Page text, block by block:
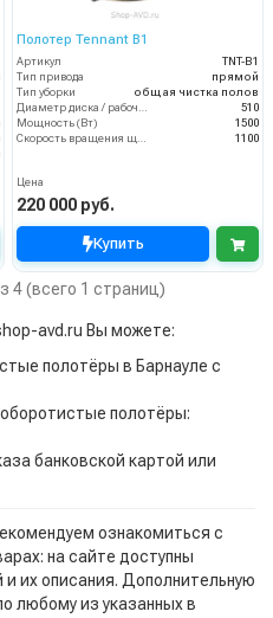
Полотер Tennant B1
Артикул
TNT-B1
Тип привода
прямой
Тип уборки
общая чистка полов
Диаметр диска / рабочая ширина (мм)
510
Мощность (Вт)
1500
Скорость вращения щётки (об/мин)
1100
Цена
220 000 руб.
Купить
4 (всего 1 страниц)
avd.ru Вы можете:
полотёры в Барнауле с
полотёры:
банковской картой или
ознакомиться с
на сайте доступны
их описания. Дополнительную
любому из указанных в